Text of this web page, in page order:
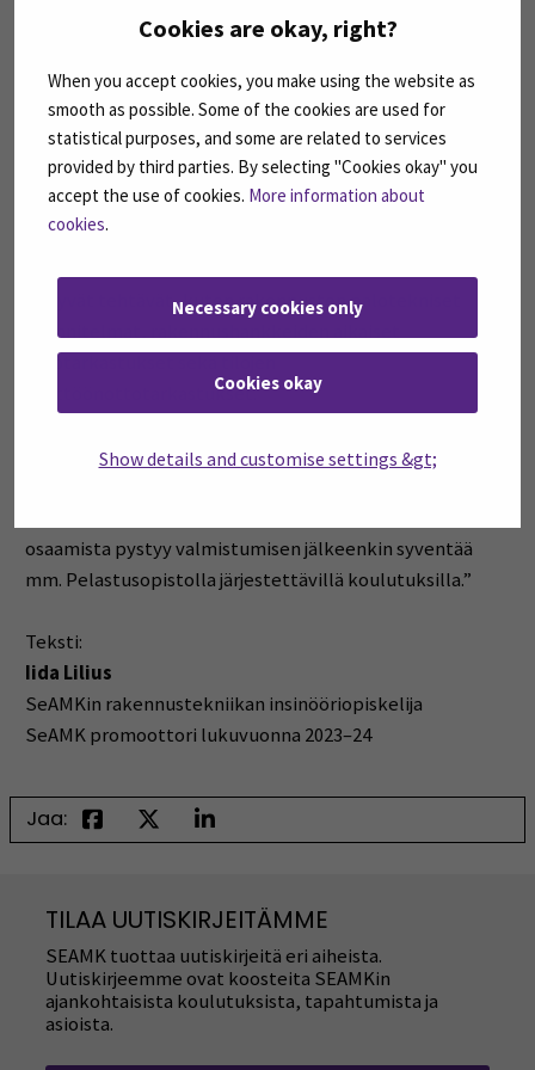
Cookies are okay, right?
When you accept cookies, you make using the website as
smooth as possible. Some of the cookies are used for
statistical purposes, and some are related to services
provided by third parties. By selecting "Cookies okay" you
accept the use of cookies. More information about
cookies.
Necessary cookies only
Cookies okay
Show details and customise settings &gt;
minulle tärkeintä.
Olen ymmärtänyt, että palotarkastajaksi voi
kouluttautua rakennustekniikan insinöörin lisäksi
esimerkiksi pelastusalan päällystötutkinnon tai
turvallisuusalan tradenomin koulutuksen kautta.
Koulutaustasta riippuen kullekin muodostuu omat
vastuualueensa. Minun vastuualueenani tulee olemaan
liittyvät tehtävät, kuten rakennusten palotekniset
suunnitelmat, rakennushankkeiden aikaiset
palotarkastukset sekä tilojen
käyttöönottotarkastukset.
Opintojemme aikana vapaasti valittavista opinnoista
osaamista pystyy valmistumisen jälkeenkin syventää
mm. Pelastusopistolla järjestettävillä koulutuksilla.”
Teksti:
Iida Lilius
SeAMKin rakennustekniikan insinööriopiskelija
SeAMK promoottori lukuvuonna 2023–24
Jaa:
TILAA UUTISKIRJEITÄMME
SEAMK tuottaa uutiskirjeitä eri aiheista.
Uutiskirjeemme ovat koosteita SEAMKin
ajankohtaisista koulutuksista, tapahtumista ja
asioista.